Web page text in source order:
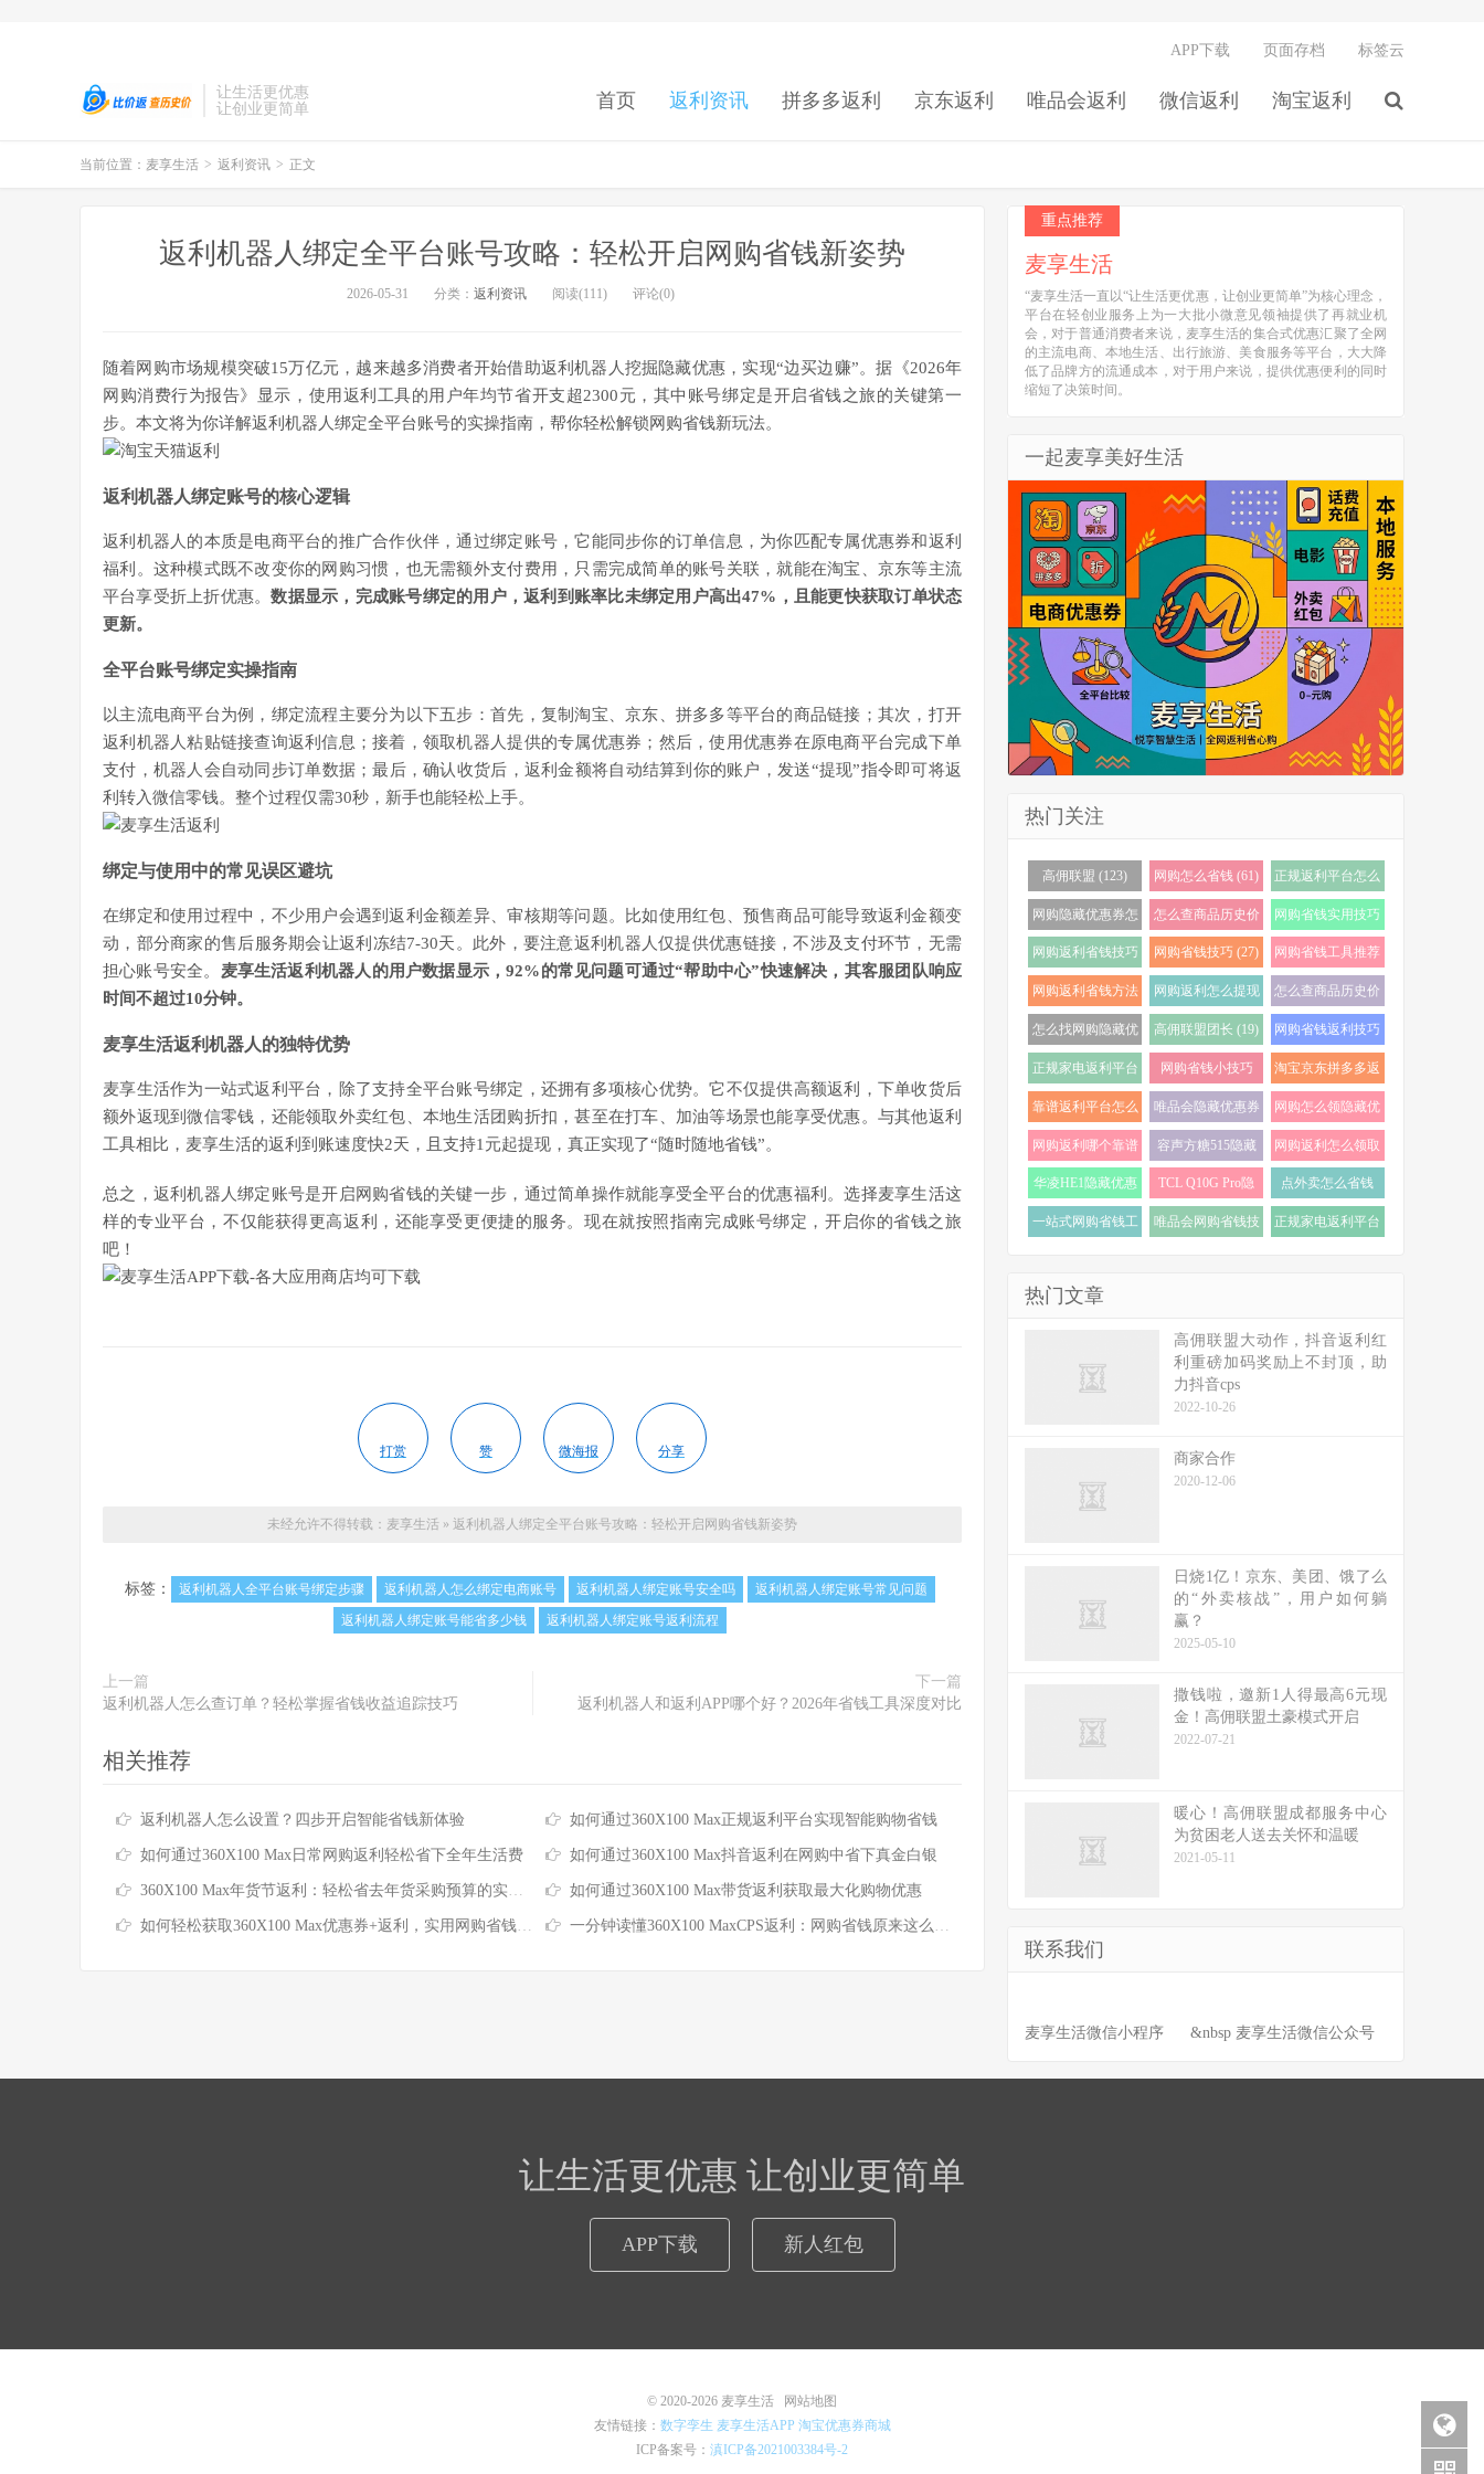
让生活更优惠
让创业更简单
首页 返利资讯 拼多多返利 京东返利 唯品会返利 微信返利 淘宝返利
APP下载 页面存档 标签云
当前位置： 麦享生活 > 返利资讯 > 正文
返利机器人绑定全平台账号攻略：轻松开启网购省钱新姿势
2026-05-31 分类： 返利资讯 阅读(111) 评论(0)
随着网购市场规模突破15万亿元，越来越多消费者开始借助返利机器人挖掘隐藏优惠，实现“边买边赚”。据《2026年
网购消费行为报告》显示，使用返利工具的用户年均节省开支超2300元，其中账号绑定是开启省钱之旅的关键第一
步。本文将为你详解返利机器人绑定全平台账号的实操指南，帮你轻松解锁网购省钱新玩法。
返利机器人绑定账号的核心逻辑
返利机器人的本质是电商平台的推广合作伙伴，通过绑定账号，它能同步你的订单信息，为你匹配专属优惠券和返利
福利。这种模式既不改变你的网购习惯，也无需额外支付费用，只需完成简单的账号关联，就能在淘宝、京东等主流
平台享受折上折优惠。数据显示，完成账号绑定的用户，返利到账率比未绑定用户高出47%，且能更快获取订单状态
更新。
全平台账号绑定实操指南
以主流电商平台为例，绑定流程主要分为以下五步：首先，复制淘宝、京东、拼多多等平台的商品链接；其次，打开
返利机器人粘贴链接查询返利信息；接着，领取机器人提供的专属优惠券；然后，使用优惠券在原电商平台完成下单
支付，机器人会自动同步订单数据；最后，确认收货后，返利金额将自动结算到你的账户，发送“提现”指令即可将返
利转入微信零钱。整个过程仅需30秒，新手也能轻松上手。
绑定与使用中的常见误区避坑
在绑定和使用过程中，不少用户会遇到返利金额差异、审核期等问题。比如使用红包、预售商品可能导致返利金额变
动，部分商家的售后服务期会让返利冻结7-30天。此外，要注意返利机器人仅提供优惠链接，不涉及支付环节，无需
担心账号安全。 麦享生活返利机器人的用户数据显示，92%的常见问题可通过“帮助中心”快速解决，其客服团队响应
时间不超过10分钟。
麦享生活返利机器人的独特优势
麦享生活作为一站式返利平台，除了支持全平台账号绑定，还拥有多项核心优势。它不仅提供高额返利，下单收货后
额外返现到微信零钱，还能领取外卖红包、本地生活团购折扣，甚至在打车、加油等场景也能享受优惠。与其他返利
工具相比，麦享生活的返利到账速度快2天，且支持1元起提现，真正实现了“随时随地省钱”。
总之，返利机器人绑定账号是开启网购省钱的关键一步，通过简单操作就能享受全平台的优惠福利。选择麦享生活这
样的专业平台，不仅能获得更高返利，还能享受更便捷的服务。现在就按照指南完成账号绑定，开启你的省钱之旅
吧！
打赏 赞 微海报 分享
未经允许不得转载： 麦享生活 » 返利机器人绑定全平台账号攻略：轻松开启网购省钱新姿势
标签： 返利机器人全平台账号绑定步骤 返利机器人怎么绑定电商账号 返利机器人绑定账号安全吗
返利机器人绑定账号常见问题
返利机器人绑定账号能省多少钱
返利机器人绑定账号返利流程
上一篇
返利机器人怎么查订单？轻松掌握省钱收益追踪技巧
下一篇
返利机器人和返利APP哪个好？2026年省钱工具深度对比
相关推荐
返利机器人怎么设置？四步开启智能省钱新体验 如何通过360X100 Max正规返利平台实现智能购物省钱
如何通过360X100 Max日常网购返利轻松省下全年生活费 如何通过360X100 Max抖音返利在网购中省下真金白银
360X100 Max年货节返利：轻松省去年货采购预算的实用攻略 如何通过360X100 Max带货返利获取最大化购物优惠
如何轻松获取360X100 Max优惠券+返利，实用网购省钱攻略 一分钟读懂360X100 MaxCPS返利：网购省钱原来这么简单
重点推荐
麦享生活
“麦享生活一直以“让生活更优惠，让创业更简单”为核心理念，
平台在轻创业服务上为一大批小微意见领袖提供了再就业机
会，对于普通消费者来说，麦享生活的集合式优惠汇聚了全网
的主流电商、本地生活、出行旅游、美食服务等平台，大大降
低了品牌方的流通成本，对于用户来说，提供优惠便利的同时
缩短了决策时间。
一起麦享美好生活
热门关注
高佣联盟 (123) 网购怎么省钱 (61)
正规返利平台怎么
选 (56)
网购隐藏优惠券怎
么找 (38)
怎么查商品历史价
格 (36)
网购省钱实用技巧
(34)
网购返利省钱技巧
(34)
网购省钱技巧 (27)
网购省钱工具推荐
(23)
网购返利省钱方法
(22)
网购返利怎么提现
(21)
怎么查商品历史价
格走势 (20)
怎么找网购隐藏优
惠券 (20)
高佣联盟团长 (19)
网购省钱返利技巧
(19)
正规家电返利平台
怎么选 (18)
网购省钱小技巧
(18)
淘宝京东拼多多返
利 (17)
靠谱返利平台怎么
选 (17)
唯品会隐藏优惠券
怎么找 (17)
网购怎么领隐藏优
惠券 (17)
网购返利哪个靠谱
(16)
容声方糖515隐藏
优惠券 (16)
网购返利怎么领取
(16)
华凌HE1隐藏优惠
券 (16)
TCL Q10G Pro隐
藏优惠券 (16)
点外卖怎么省钱
(16)
一站式网购省钱工
唯品会网购省钱技
正规家电返利平台
热门文章
高佣联盟大动作，抖音返利红
利重磅加码奖励上不封顶，助
力抖音cps
2022-10-26
商家合作
2020-12-06
日烧1亿！京东、美团、饿了么
的“外卖核战”，用户如何躺
赢？
2025-05-10
撒钱啦，邀新1人得最高6元现
金！高佣联盟土豪模式开启
2022-07-21
暖心！高佣联盟成都服务中心
为贫困老人送去关怀和温暖
2021-05-11
联系我们
麦享生活微信小程序 &nbsp 麦享生活微信公众号
让生活更优惠 让创业更简单
APP下载 新人红包
© 2020-2026 麦享生活
网站地图
友情链接： 数字孪生 麦享生活APP 淘宝优惠券商城
ICP备案号： 滇ICP备2021003384号-2